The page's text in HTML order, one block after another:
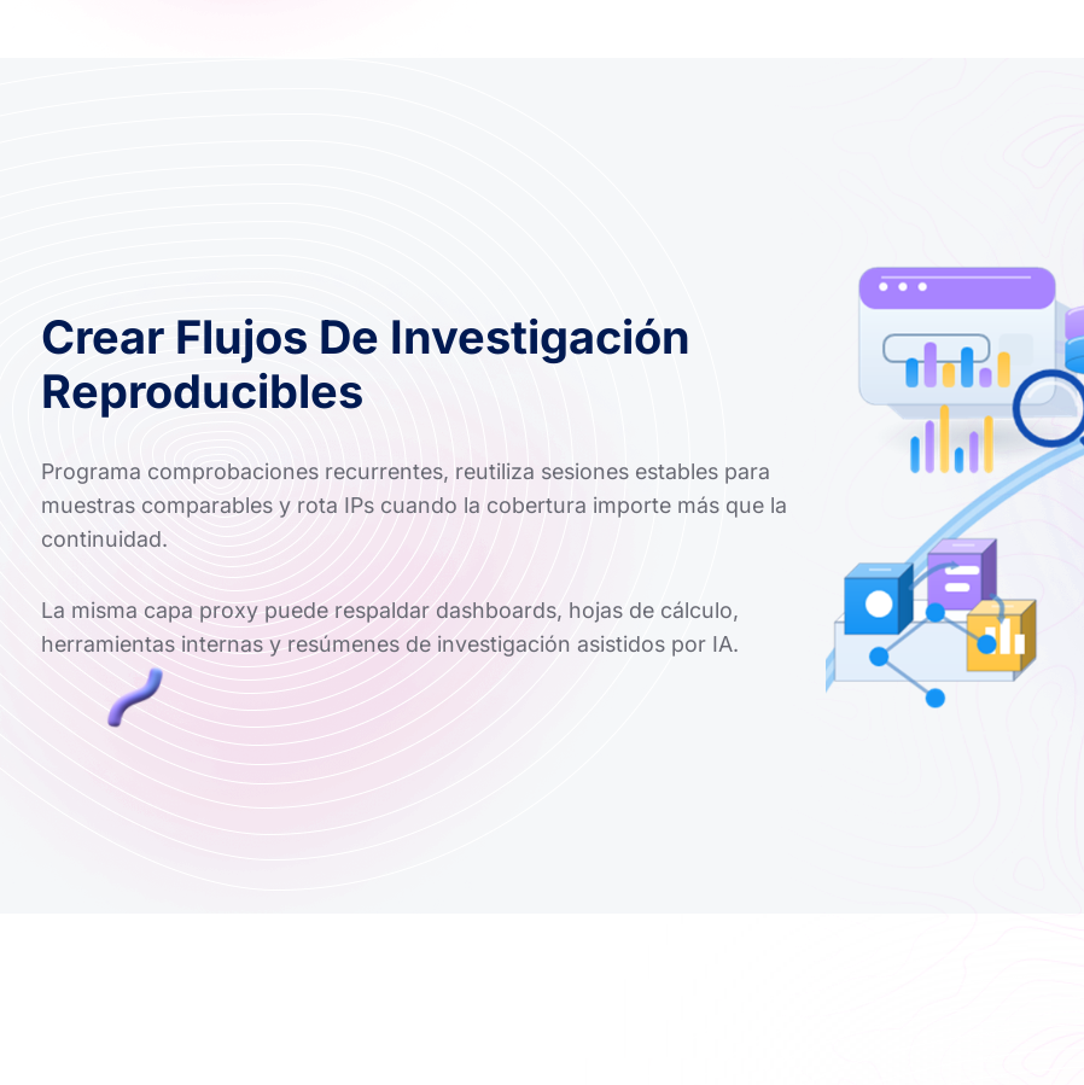
Crear Flujos De Investigación
Reproducibles
Programa comprobaciones recurrentes, reutiliza sesiones estables para
muestras comparables y rota IPs cuando la cobertura importe más que la
continuidad.
La misma capa proxy puede respaldar dashboards, hojas de cálculo,
herramientas internas y resúmenes de investigación asistidos por IA.